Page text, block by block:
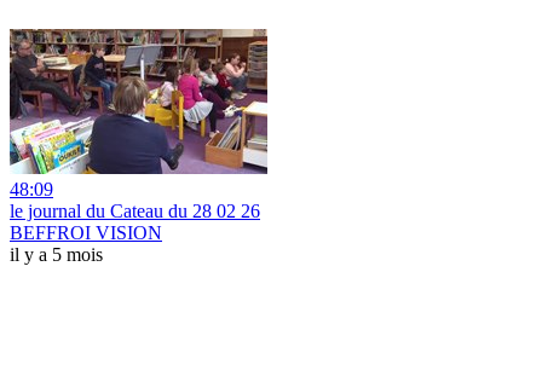
48:09
le journal du Cateau du 28 02 26
BEFFROI VISION
il y a 5 mois